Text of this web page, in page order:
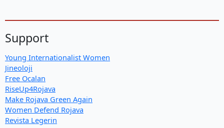
Support
Young Internationalist Women
Jineoloji
Free Ocalan
RiseUp4Rojava
Make Rojava Green Again
Women Defend Rojava
Revista Legerin